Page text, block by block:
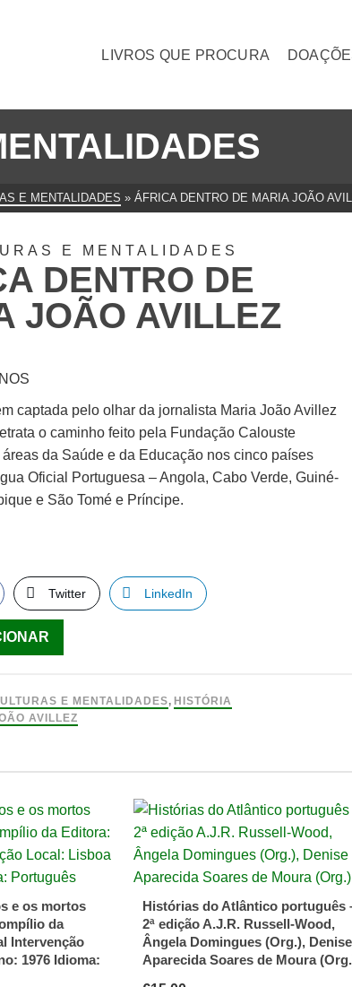
LIVROS QUE PROCURA
E MENTALIDADES » ÁFRICA DENTRO DE MARIA JOÃO
E MENTALIDADES
DENTRO DE
JOÃO AVILLEZ
captada pelo olhar da jornalista Maria João Avillez
o caminho feito pela Fundação Calouste
da Saúde e da Educação nos cinco países
Oficial Portuguesa – Angola, Cabo Verde, Guiné-
e São Tomé e Príncipe.
Twitter LinkedIn
E MENTALIDADES, HISTÓRIA
AVILLEZ
e os mortos
da
Intervenção
1976 Idioma:
Histórias do Atlântico português
2ª edição A.J.R. Russell-Wood,
Ângela Domingues (Org.), Denise
Aparecida Soares de Moura